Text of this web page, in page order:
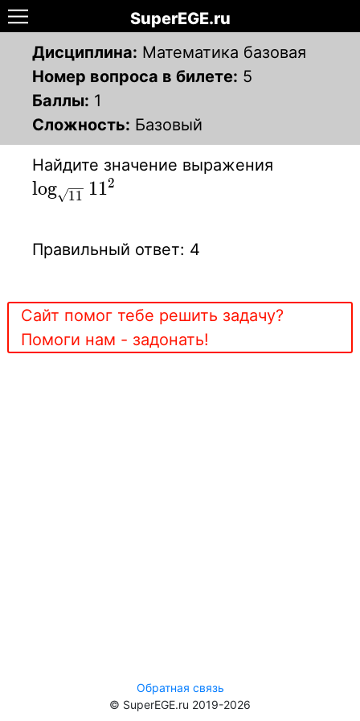
SuperEGE.ru
Дисциплина: Математика базовая
Номер вопроса в билете: 5
Баллы: 1
Сложность: Базовый
Найдите значение выражения
\log_{\sqrt{11}}11^2
log 11 112
Правильный ответ: 4
Сайт помог тебе решить задачу?
Помоги нам - задонать!
Обратная связь
© SuperEGE.ru 2019-2026